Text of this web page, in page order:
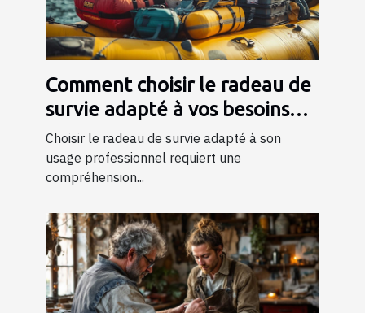
Comment choisir le radeau de
survie adapté à vos besoins
professionnels ?
Choisir le radeau de survie adapté à son
usage professionnel requiert une
compréhension...